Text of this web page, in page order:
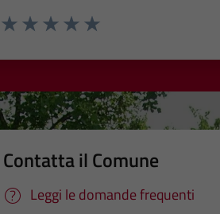
Contatta il Comune
Leggi le domande frequenti